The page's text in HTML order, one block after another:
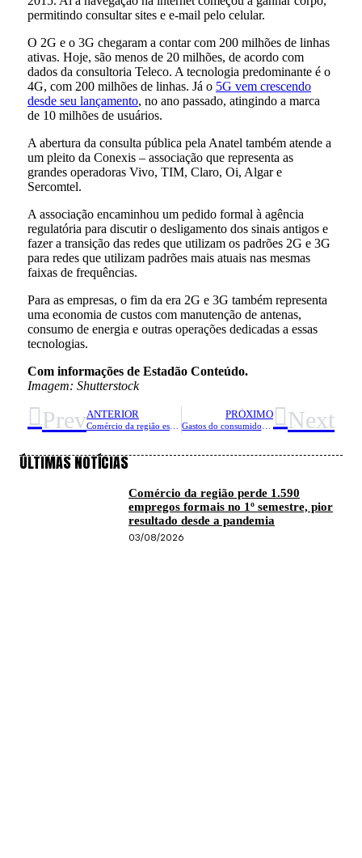
permitindo consultar sites e e-mail pelo celular.
O 2G e o 3G chegaram a contar com 200 milhões de linhas
ativas. Hoje, são menos de 20 milhões, de acordo com
dados da consultoria Teleco. A tecnologia predominante é o
4G, com 200 milhões de linhas. Já o 5G vem crescendo
desde seu lançamento, no ano passado, atingindo a marca
de 10 milhões de usuários.
A abertura da consulta pública pela Anatel também atende a
um pleito da Conexis – associação que representa as
grandes operadoras Vivo, TIM, Claro, Oi, Algar e
Sercomtel.
A associação encaminhou um pedido formal à agência
regulatória para discutir o desligamento dos sinais antigos e
fazer a transição das redes que utilizam os padrões 2G e 3G
para redes que utilizam padrões mais atuais nas mesmas
faixas de frequências.
Para as empresas, o fim da era 2G e 3G também representa
uma economia de custos com manutenção de antenas,
consumo de energia e outras operações dedicadas a essas
tecnologias.
Com informações de Estadão Conteúdo.
Imagem: Shutterstock
PrevANTERIOR PRÓXIMO Next
ÚLTIMAS NOTÍCIAS
Comércio da região perde 1.590
empregos formais no 1º semestre, pior
resultado desde a pandemia
03/08/2026